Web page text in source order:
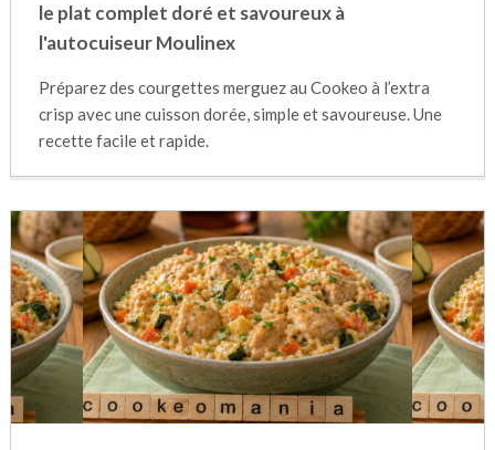
le plat complet doré et savoureux à
l'autocuiseur Moulinex
Préparez des courgettes merguez au Cookeo à l’extra
crisp avec une cuisson dorée, simple et savoureuse. Une
recette facile et rapide.